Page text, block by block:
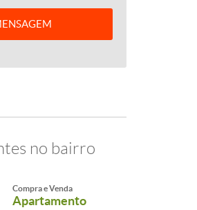
no bairro
Compra e Venda
Apartamento